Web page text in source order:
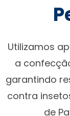
Utilizamos
a
garantindo
contra
de